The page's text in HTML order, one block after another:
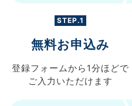
STEP.1
無料お申込み
登録フォームから 1分ほどで
ご入力 いただけます